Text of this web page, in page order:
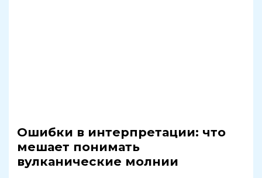
Ошибки в интерпретации: что
мешает понимать
вулканические молнии